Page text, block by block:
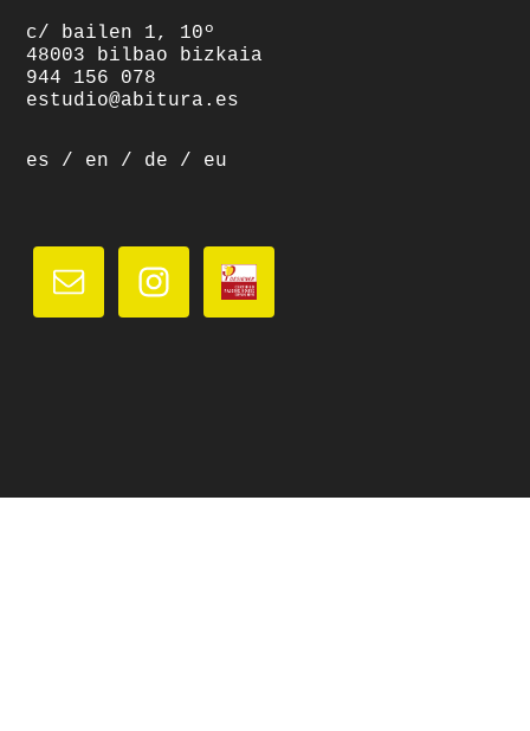
c/ bailen 1, 10º
48003 bilbao bizkaia
944 156 078
estudio@abitura.es
es / en / de / eu